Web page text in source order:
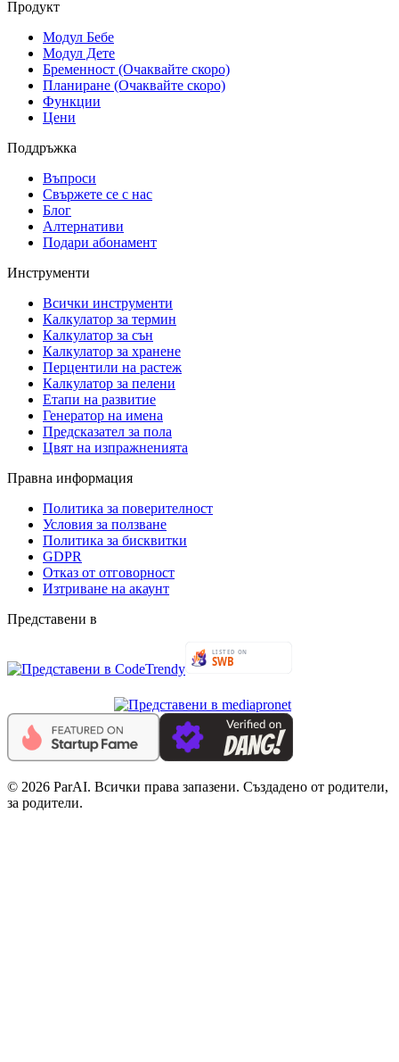
Продукт
Модул Бебе
Модул Дете
Бременност (Очаквайте скоро)
Планиране (Очаквайте скоро)
Функции
Цени
Поддръжка
Въпроси
Свържете се с нас
Блог
Алтернативи
Подари абонамент
Инструменти
Всички инструменти
Калкулатор за термин
Калкулатор за сън
Калкулатор за хранене
Перцентили на растеж
Калкулатор за пелени
Етапи на развитие
Генератор на имена
Предсказател за пола
Цвят на изпражненията
Правна информация
Политика за поверителност
Условия за ползване
Политика за бисквитки
GDPR
Отказ от отговорност
Изтриване на акаунт
Представени в
© 2026 ParAI. Всички права запазени. Създадено от родители,
за родители.